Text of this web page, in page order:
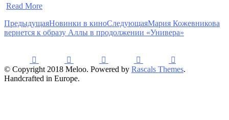
Read More
ПредыдущаяНовинки в киноСледующаяМария Кожевникова
вернется к образу Аллы в продолжении «Универа»
© Copyright 2018 Meloo. Powered by Rascals Themes.
Handcrafted in Europe.